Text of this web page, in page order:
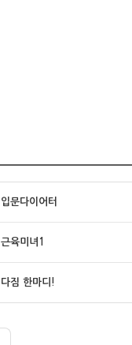
입문다이어터
근육미녀1
다짐 한마디!